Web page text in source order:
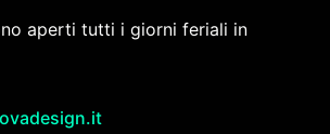
aperti tutti i giorni feriali in